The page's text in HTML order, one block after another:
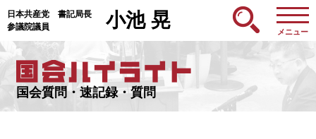
日本共産党 書記局長
参議院議員
小池 晃
メニュー
国会質問・速記録・質問